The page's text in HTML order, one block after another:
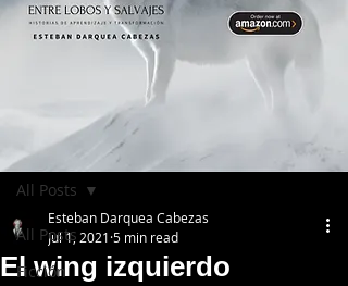
All Posts
Ficción
All Posts
El wing izquierdo
Esteban Darquea Cabezas
Jul 1, 2021 5 min read